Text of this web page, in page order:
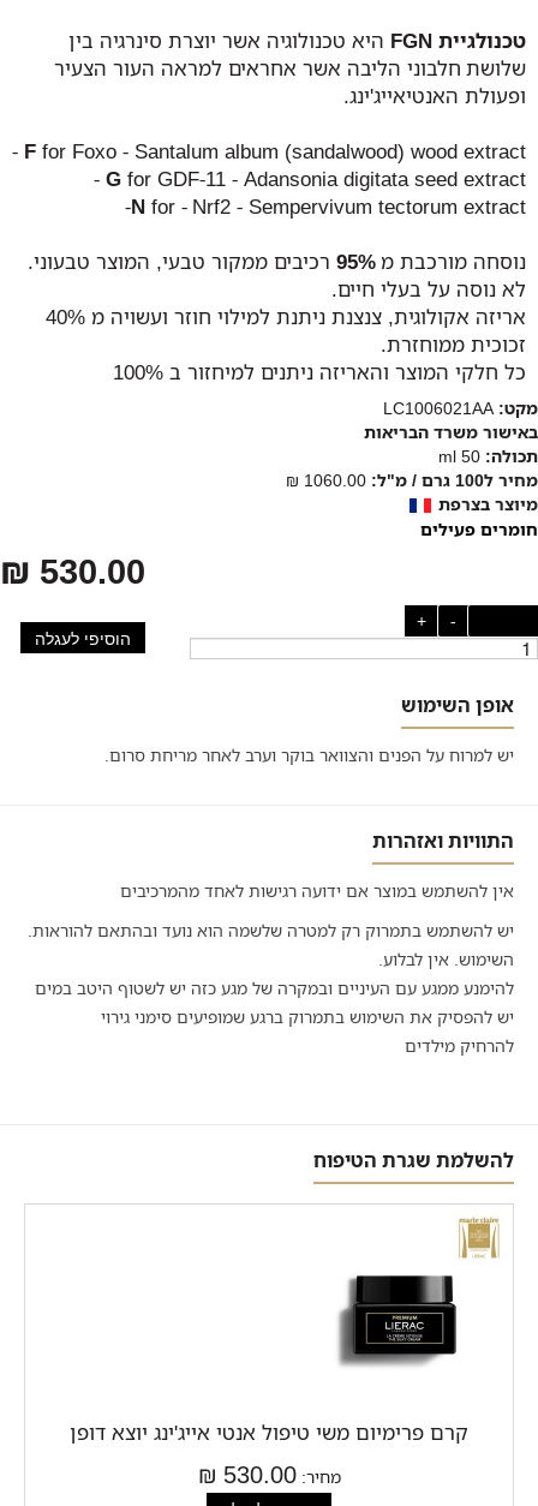
טכנולגיית FGN
היא טכנולוגיה אשר יוצרת סינרגיה בין
שלושת חלבוני הליבה אשר אחראים למראה העור הצעיר
ופעולת האנטיאייג'ינג.
F for Foxo - Santalum album (sandalwood) wood extract -
G for GDF-11 - Adansonia digitata seed extract -
N for - Nrf2 - Sempervivum tectorum extract-
נוסחה מורכבת מ 95% רכיבים ממקור טבעי, המוצר טבעוני.
לא נוסה על בעלי חיים.
אריזה אקולוגית, צנצנת ניתנת למילוי חוזר ועשויה מ 40%
זכוכית ממוחזרת.
כל חלקי המוצר והאריזה ניתנים למיחזור ב 100%
מקט: LC1006021AA
באישור משרד הבריאות
תכולה: 50 ml
מחיר ל100 גרם / מ"ל:
1060.00 ₪
מיוצר בצרפת
חומרים פעילים
530.00 ₪
-
+
הוסיפי לעגלה
אופן השימוש
יש למרוח על הפנים והצוואר בוקר וערב לאחר מריחת סרום.
התוויות ואזהרות
אין להשתמש במוצר אם ידועה רגישות לאחד מהמרכיבים
יש להשתמש בתמרוק רק למטרה שלשמה הוא נועד ובהתאם להוראות.
השימוש. אין לבלוע.
להימנע ממגע עם העיניים ובמקרה של מגע כזה יש לשטוף היטב במים
יש להפסיק את השימוש בתמרוק ברגע שמופיעים סימני גירוי
להרחיק מילדים
להשלמת שגרת הטיפוח
קרם פרימיום משי טיפול אנטי אייג'ינג יוצא דופן
מחיר:530.00 ₪